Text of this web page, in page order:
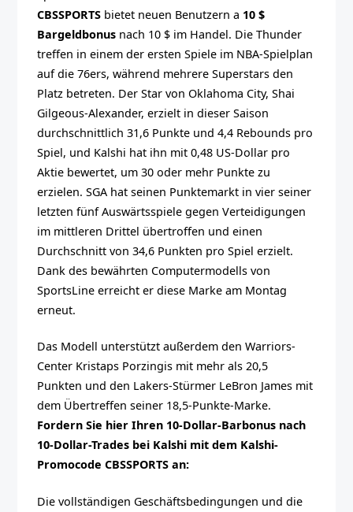
CBSSPORTS bietet neuen Benutzern a 10 $
Bargeldbonus nach 10 $ im Handel. Die Thunder
treffen in einem der ersten Spiele im NBA-Spielplan
auf die 76ers, während mehrere Superstars den
Platz betreten. Der Star von Oklahoma City, Shai
Gilgeous-Alexander, erzielt in dieser Saison
durchschnittlich 31,6 Punkte und 4,4 Rebounds pro
Spiel, und Kalshi hat ihn mit 0,48 US-Dollar pro
Aktie bewertet, um 30 oder mehr Punkte zu
erzielen. SGA hat seinen Punktemarkt in vier seiner
letzten fünf Auswärtsspiele gegen Verteidigungen
im mittleren Drittel übertroffen und einen
Durchschnitt von 34,6 Punkten pro Spiel erzielt.
Dank des bewährten Computermodells von
SportsLine erreicht er diese Marke am Montag
erneut.
Das Modell unterstützt außerdem den Warriors-
Center Kristaps Porzingis mit mehr als 20,5
Punkten und den Lakers-Stürmer LeBron James mit
dem Übertreffen seiner 18,5-Punkte-Marke.
Fordern Sie hier Ihren 10-Dollar-Barbonus nach
10-Dollar-Trades bei Kalshi mit dem Kalshi-
Promocode CBSSPORTS an:
Die vollständigen Geschäftsbedingungen und die